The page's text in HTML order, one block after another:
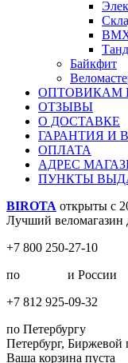
Байкфит
ОПТОВИКАМ
ОТЗЫВЫ
О ДОСТАВКЕ
ГАРАНТИЯ И
ОПЛАТА
АДРЕС
ПУНКТЫ
BIROTA открыты с
Лучший веломагазин
+7 800 250-27-10
по
и России
+7 812 925-09-32
по Петербургу
Петербург, Биржевой
Ваша корзина пуста